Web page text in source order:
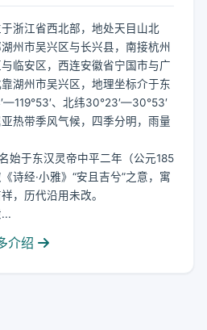
浙江省西北部，地处天目山北
州市吴兴区与长兴县，南接杭州
临安区，西连安徽省宁国市与广
湖州市吴兴区，地理坐标介于东
、北纬30°23′—30°53′
热带季风气候，四季分明，雨量
始于东汉灵帝中平二年（公元185
诗经·小雅》“安且吉兮”之意，寓
，历代沿用未改。
介绍